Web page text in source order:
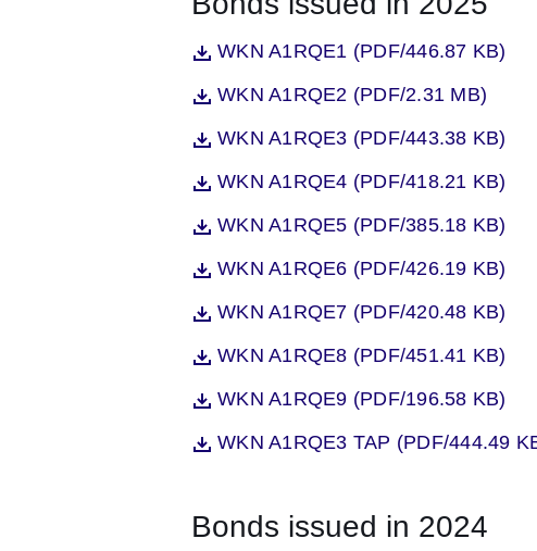
DateiWKN A1RQE1 (PDF/446.87 KB)
Öffnet sich in einem neuen Fenster
DateiWKN A1RQE2 (PDF/2.31 MB)
Öffnet sich in einem neuen Fenster
DateiWKN A1RQE3 (PDF/443.38 KB)
Öffnet sich in einem neuen Fenster
DateiWKN A1RQE4 (PDF/418.21 KB)
Öffnet sich in einem neuen Fenster
DateiWKN A1RQE5 (PDF/385.18 KB)
Öffnet sich in einem neuen Fenster
DateiWKN A1RQE6 (PDF/426.19 KB)
Öffnet sich in einem neuen Fenster
DateiWKN A1RQE7 (PDF/420.48 KB)
Öffnet sich in einem neuen Fenster
DateiWKN A1RQE8 (PDF/451.41 KB)
Öffnet sich in einem neuen Fenster
DateiWKN A1RQE9 (PDF/196.58 KB)
Öffnet sich in einem neuen Fenster
DateiWKN A1RQE3 TAP (PDF/444.49
Öffnet sich in einem neuen Fenster
Bonds issued in 2024